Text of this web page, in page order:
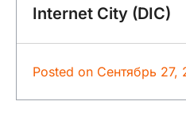
Internet City (DIC)
Posted on Сентябрь 27,